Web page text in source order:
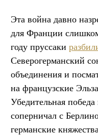
Эта война давно
для Франции
году пруссаки
Северогерманский
объединения и
на французские
Убедительная
соперничал с
германские